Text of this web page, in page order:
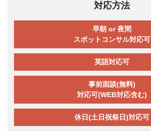
対応方法
早朝 or 夜間
スポットコンサル対応可
英語対応可
事前面談(無料)
対応可(WEB対応含む)
休日(土日祝祭日)対応可